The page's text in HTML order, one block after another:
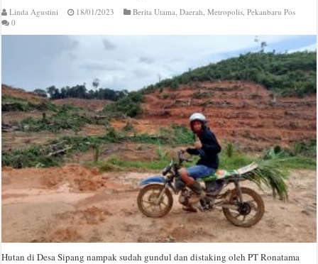
Linda Agustini 18/01/2023 Berita Utama ,Daerah ,Metropolis ,Pekanbaru Pos
0
Hutan di Desa Sipang nampak sudah gundul dan distaking oleh PT Ronatama